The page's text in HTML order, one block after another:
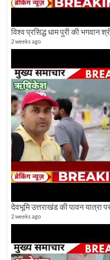
2 weeks ago
2 weeks ago